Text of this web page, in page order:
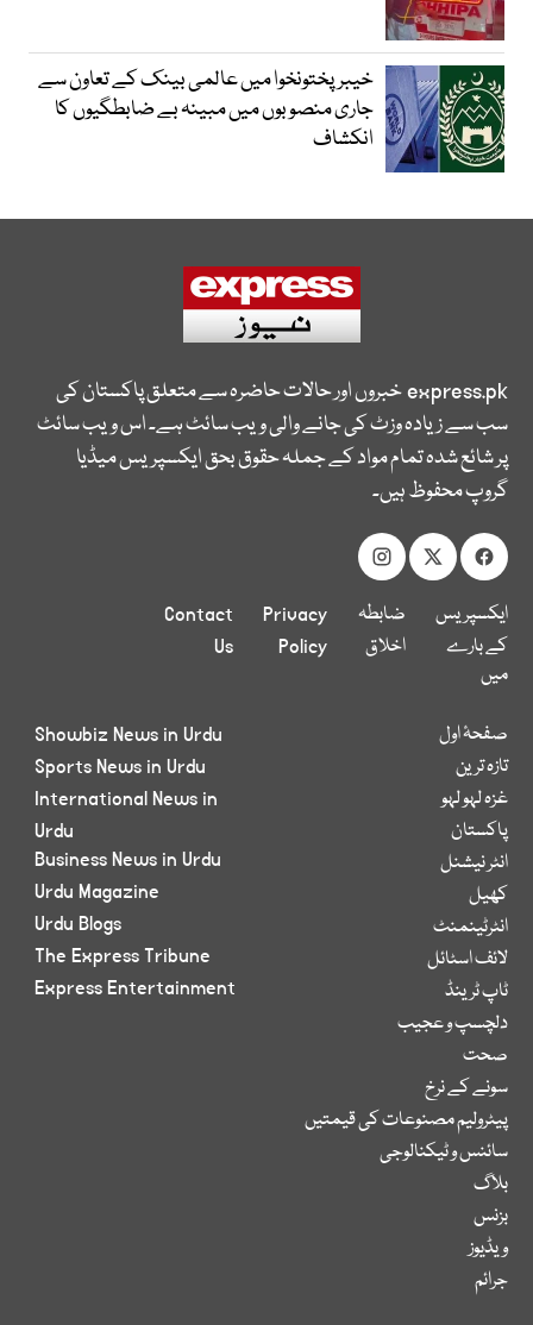
خیبرپختونخوا میں عالمی بینک کے تعاون سے
جاری منصوبوں میں مبینہ بے ضابطگیوں کا
انکشاف
express.pkخبروں اور حالات حاضرہ سے متعلق پاکستان کی
سب سے زیادہ وزٹ کی جانے والی ویب سائٹ ہے۔ اس ویب سائٹ
پر شائع شدہ تمام مواد کے جملہ حقوق بحق ایکسپریس میڈیا
گروپ محفوظ ہیں۔
ایکسپریس
کے بارے
میں
ضابطہ
اخلاق
Privacy
Policy
Contact
Us
صفحۂ اول
تازہ ترین
غزہ لہو لہو
پاکستان
انٹر نیشنل
کھیل
انٹرٹینمنٹ
لائف اسٹائل
ٹاپ ٹرینڈ
دلچسپ و عجیب
صحت
سونے کے نرخ
پیٹرولیم مصنوعات کی قیمتیں
سائنس و ٹیکنالوجی
بلاگ
بزنس
ویڈیوز
جرائم
Showbiz News in Urdu
Sports News in Urdu
International News in
Urdu
Business News in Urdu
Urdu Magazine
Urdu Blogs
The Express Tribune
Express Entertainment